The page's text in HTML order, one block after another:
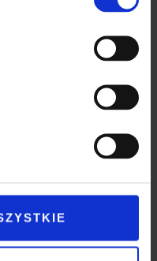
lub uzyskanymi